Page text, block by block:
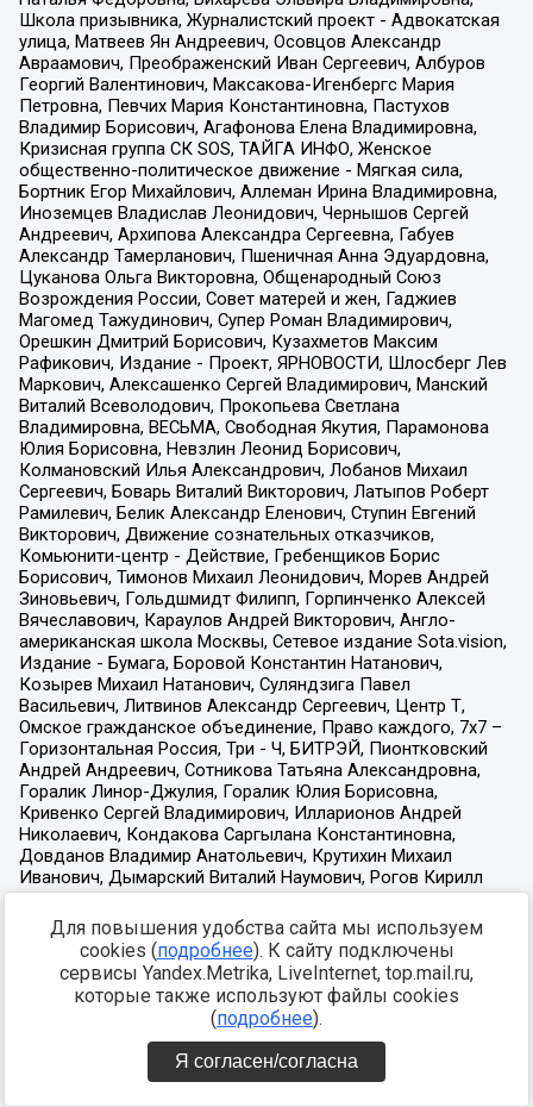
Для повышения удобства сайта мы используем
cookies (подробнее). К сайту подключены
сервисы Yandex.Metrika, LiveInternet, top.mail.ru,
которые также используют файлы cookies
(подробнее).
Я согласен/согласна